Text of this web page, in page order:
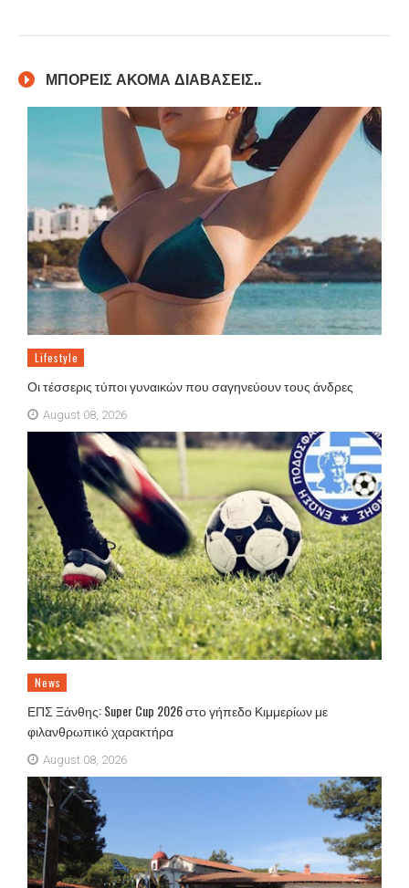
ΜΠΟΡΕΙΣ ΑΚΟΜΑ ΔΙΑΒΑΣΕΙΣ..
Lifestyle
Οι τέσσερις τύποι γυναικών που σαγηνεύουν τους άνδρες
August 08, 2026
News
ΕΠΣ Ξάνθης: Super Cup 2026 στο γήπεδο Κιμμερίων με
φιλανθρωπικό χαρακτήρα
August 08, 2026